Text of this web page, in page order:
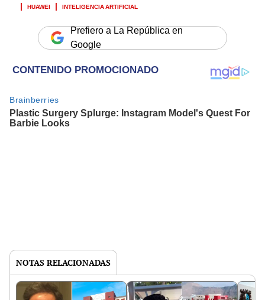
HUAWEI
INTELIGENCIA ARTIFICIAL
Prefiero a La República en
Google
NOTAS RELACIONADAS